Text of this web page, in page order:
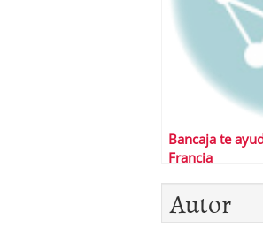
Bancaja te
Francia
Autor